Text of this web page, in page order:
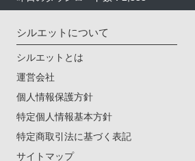
シルエットについて
シルエットとは
運営会社
個人情報保護方針
特定個人情報基本方針
特定商取引法に基づく表記
サイトマップ